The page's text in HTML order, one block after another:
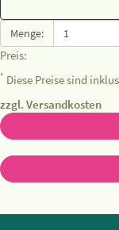
Menge:
Preis:
* Diese Preise sind
zzgl. Versandkosten